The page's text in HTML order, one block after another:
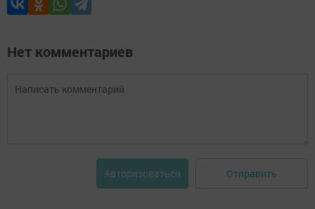
Нет комментариев
Авторизоваться Отправить